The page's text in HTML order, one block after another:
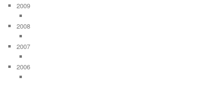
2009
2008
2007
2006